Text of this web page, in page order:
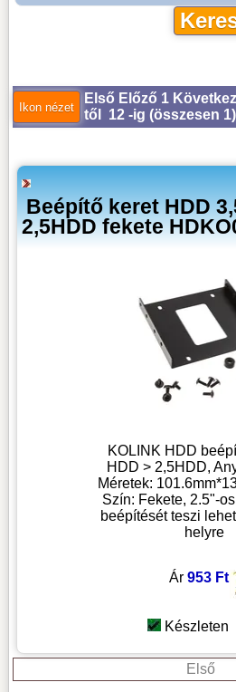
Első Előző 1
től 12 -ig (összesen 1)
Beépítő keret HDD
2,5HDD fekete
KOLINK HDD
HDD > 2,5HDD,
Méretek:
Szín: Fekete, 2.5"-
beépítését teszi
helyre
Ár 953 Ft
Készleten
Első